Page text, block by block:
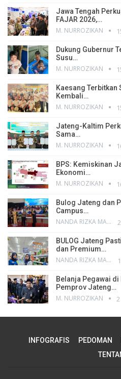
Jawa Tengah
FAJAR 2026,…
M. NURROZIKAN
Dukung Gubernur
Susu…
M. NURROZIKAN
Kaesang Terbitkan
Kembali…
M. NURROZIKAN
Jateng-Kaltim
Sama…
M. NURROZIKAN
BPS: Kemiskinan
Ekonomi…
M. NURROZIKAN
Bulog Jateng dan
Campus…
NANDA RIZKA MAHENDRA
BULOG Jateng
dan Premium…
NANDA RIZKA MAHENDRA
Belanja Pegawai di
Pemprov Jateng…
M. NURROZIKAN
INFOGRAFIS PEDOMAN